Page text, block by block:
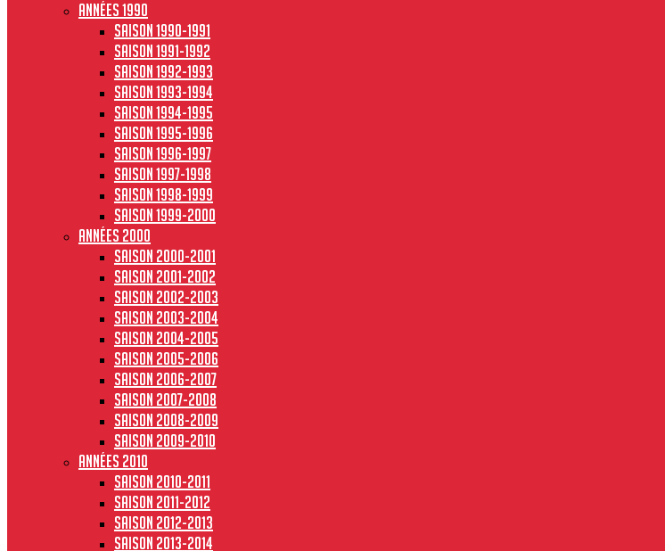
Années 1990
Saison 1990-1991
Saison 1991-1992
Saison 1992-1993
Saison 1993-1994
Saison 1994-1995
Saison 1995-1996
Saison 1996-1997
Saison 1997-1998
Saison 1998-1999
Saison 1999-2000
Années 2000
Saison 2000-2001
Saison 2001-2002
Saison 2002-2003
Saison 2003-2004
Saison 2004-2005
Saison 2005-2006
Saison 2006-2007
Saison 2007-2008
Saison 2008-2009
Saison 2009-2010
Années 2010
Saison 2010-2011
Saison 2011-2012
Saison 2012-2013
Saison 2013-2014